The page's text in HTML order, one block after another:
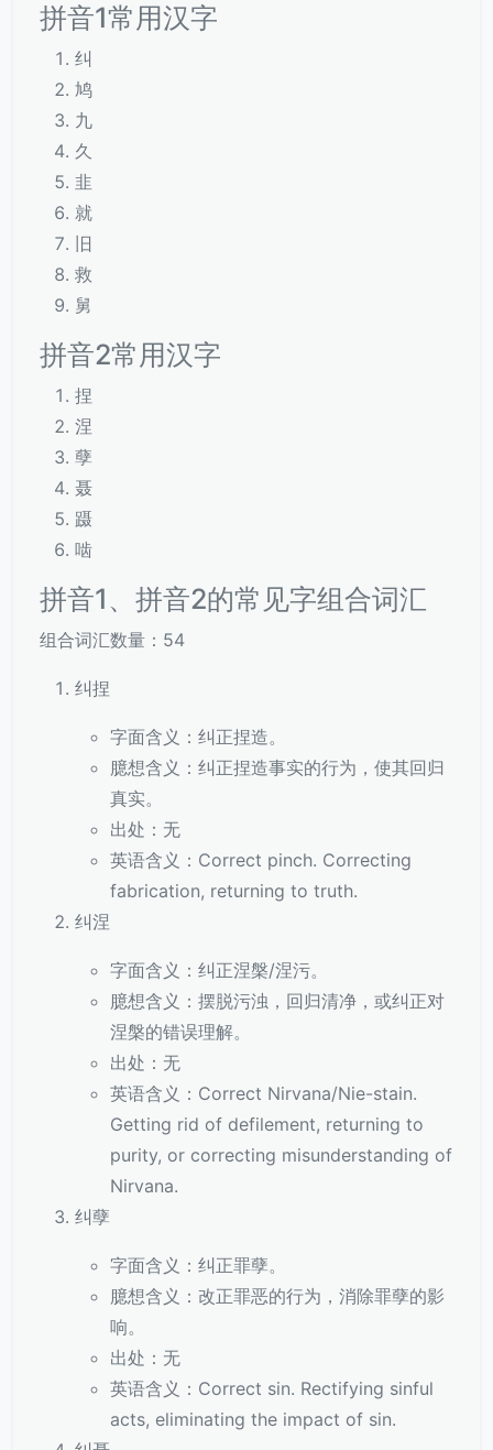
拼音1常用汉字
纠
鸠
九
久
韭
就
旧
救
舅
拼音2常用汉字
捏
涅
孽
聂
蹑
啮
拼音1、拼音2的常见字组合词汇
组合词汇数量：54
纠捏
字面含义：纠正捏造。
臆想含义：纠正捏造事实的行为，使其回归
真实。
出处：无
英语含义：Correct pinch. Correcting
fabrication, returning to truth.
纠涅
字面含义：纠正涅槃/涅污。
臆想含义：摆脱污浊，回归清净，或纠正对
涅槃的错误理解。
出处：无
英语含义：Correct Nirvana/Nie-stain.
Getting rid of defilement, returning to
purity, or correcting misunderstanding of
Nirvana.
纠孽
字面含义：纠正罪孽。
臆想含义：改正罪恶的行为，消除罪孽的影
响。
出处：无
英语含义：Correct sin. Rectifying sinful
acts, eliminating the impact of sin.